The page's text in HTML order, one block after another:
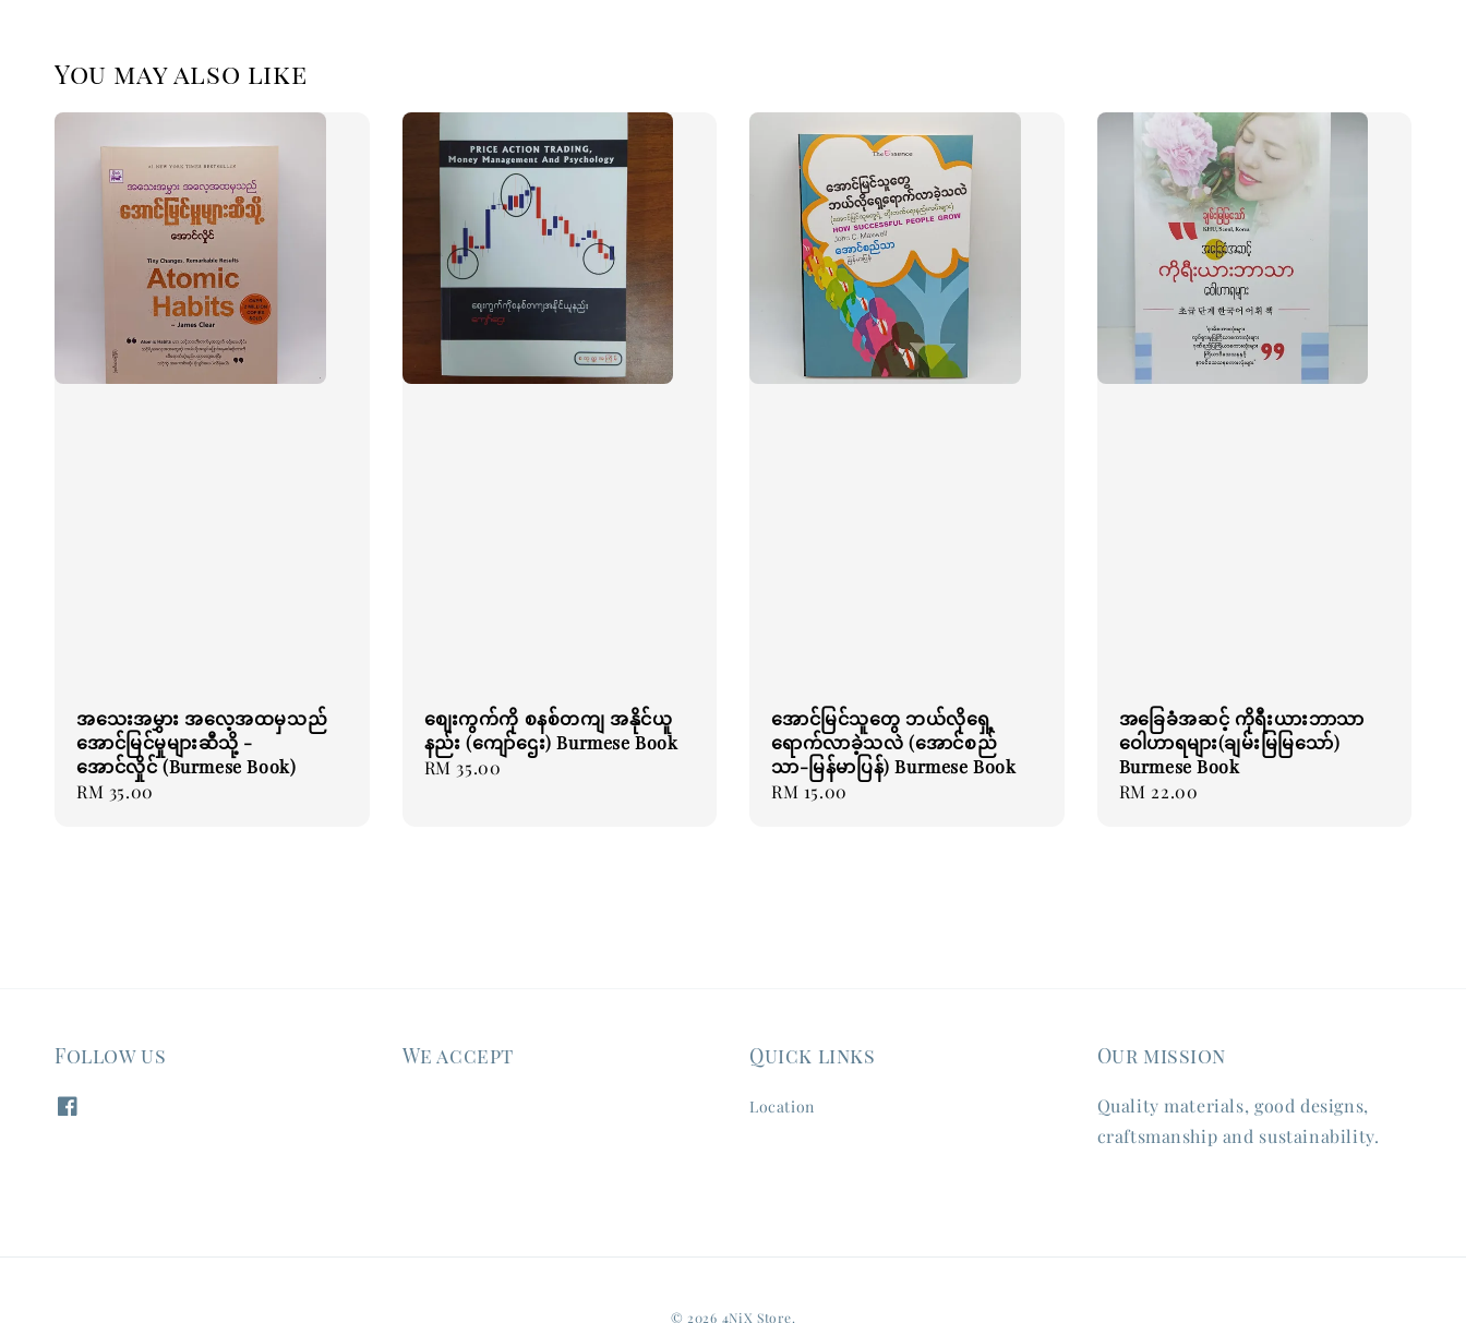
You may also like
အသေးအမွှား အလေ့အထမှသည်
အောင်မြင်မှုများဆီသို့ -
အောင်လှိုင် (Burmese Book)
Regular
RM 35.00
စျေးကွက်ကို စနစ်တကျ အနိုင်ယူ
နည်း (ကျော်ဌေး) Burmese Book
Regular
RM 35.00
အောင်မြင်သူတွေ ဘယ်လိုရှေ့
ရောက်လာခဲ့သလဲ (အောင်စည်
သာ-မြန်မာပြန်) Burmese Book
Regular
RM 15.00
အခြေခံအဆင့် ကိုရီးယားဘာသာ
ဝေါဟာရများ(ချမ်းမြမြသော်)
Burmese Book
Regular
RM 22.00
Follow us We accept Quick links
Location
Our mission
Quality materials, good designs,
craftsmanship and sustainability.
© 2026 4NiX Store.